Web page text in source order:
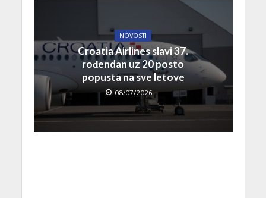
NOVOSTI
Croatia Airlines slavi 37.
rođendan uz 20 posto
popusta na sve letove
08/07/2026